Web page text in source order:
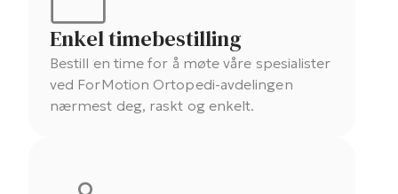
Enkel timebestilling
Bestill en time for å møte våre spesialister
ved ForMotion Ortopedi-avdelingen
nærmest deg, raskt og enkelt.